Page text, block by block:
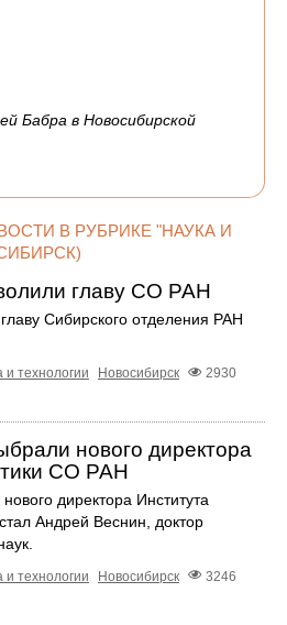
Бабра в Новосибирской
В РУБРИКЕ "НАУКА И
главу СО РАН
Сибирского отделения РАН
и технологии Новосибирск
2930
нового директора
СО РАН
директора Института
Андрей Веснин, доктор
и технологии Новосибирск
3246